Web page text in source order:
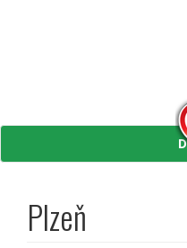
Plzeň